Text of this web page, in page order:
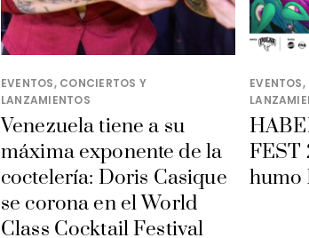
EVENTOS, CONCIERTOS Y
LANZAMIENTOS
Venezuela tiene a su
máxima exponente de la
coctelería: Doris Casique
se corona en el World
Class Cocktail Festival
humo